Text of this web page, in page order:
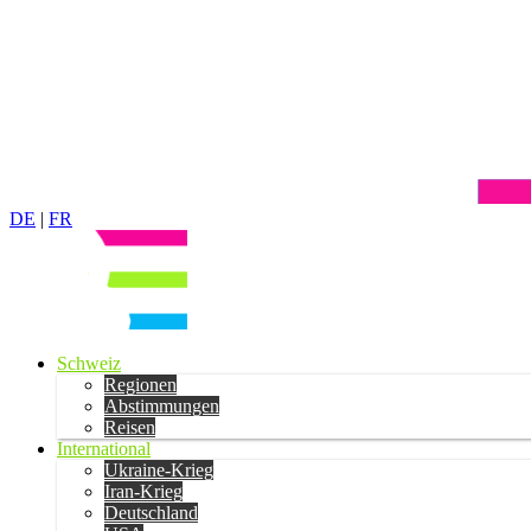
DE | FR
Schweiz
Regionen
Abstimmungen
Reisen
International
Ukraine-Krieg
Iran-Krieg
Deutschland